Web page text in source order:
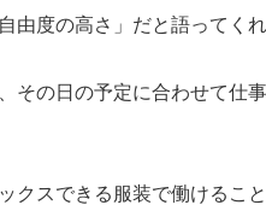
由度の高さ」だと語ってくれ
その日の予定に合わせて仕
クスできる服装で働けるこ